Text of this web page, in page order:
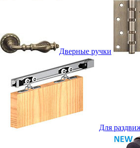
Дверные ручки
Для